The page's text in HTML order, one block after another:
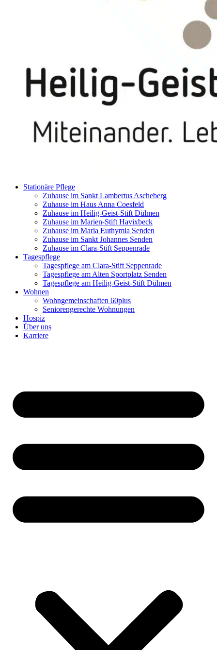
Stationäre Pflege
Zuhause im Sankt Lambertus Ascheberg
Zuhause im Haus Anna Coesfeld
Zuhause im Heilig-Geist-Stift Dülmen
Zuhause im Marien-Stift Havixbeck
Zuhause im Maria Euthymia Senden
Zuhause im Sankt Johannes Senden
Zuhause im Clara-Stift Seppenrade
Tagespflege
Tagespflege am Clara-Stift Seppenrade
Tagespflege am Alten Sportplatz Senden
Tagespflege am Heilig-Geist-Stift Dülmen
Wohnen
Wohngemeinschaften 60plus
Seniorengerechte Wohnungen
Hospiz
Über uns
Karriere